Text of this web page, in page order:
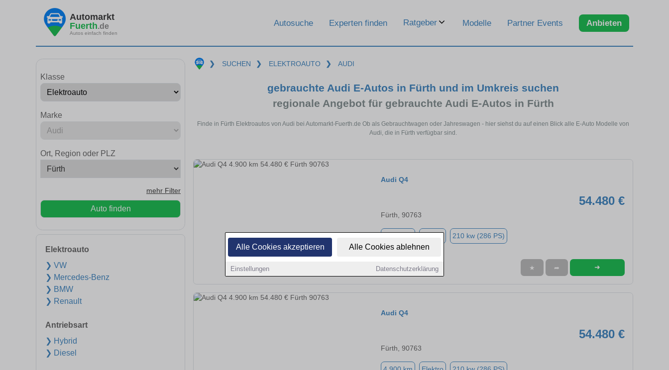
Alle Cookies akzeptieren Alle Cookies ablehnen
Einstellungen Datenschutzerklärung
Automarkt
Fuerth.de
Autos einfach finden
Autosuche Experten finden Ratgeber Modelle Partner Events Anbieten
Klasse
Marke
Ort, Region oder PLZ
mehr Filter
Auto finden
Elektroauto
❯ VW
❯ Mercedes-Benz
❯ BMW
❯ Renault
Antriebsart
❯ Hybrid
❯ Diesel
❯ SUCHEN ❯ ELEKTROAUTO ❯ AUDI
gebrauchte Audi E-Autos in Fürth und im Umkreis suchen
regionale Angebot für gebrauchte Audi E-Autos in Fürth
Finde in Fürth Elektroautos von Audi bei Automarkt-Fuerth.de Ob als Gebrauchtwagen oder Jahreswagen - hier siehst du auf einen Blick alle E-Auto Modelle von
Audi, die in Fürth verfügbar sind.
Audi Q4
54.480 €
Fürth, 90763
Elektro 210 kw (286 PS)
★ ➦ ➜
Audi Q4
54.480 €
Fürth, 90763